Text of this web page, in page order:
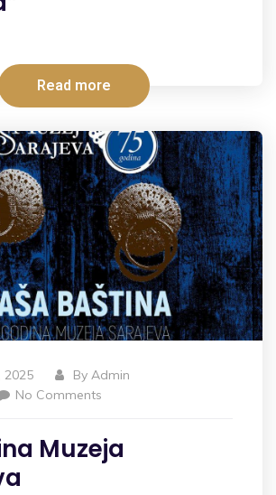
Read more
2025 By Admin
No Comments
Muzeja